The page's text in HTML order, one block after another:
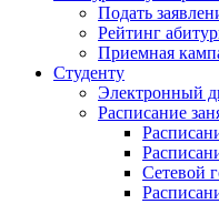
Подать
Рейтинг
Приемная
Студенту
Электронный
Расписание
Сетевой